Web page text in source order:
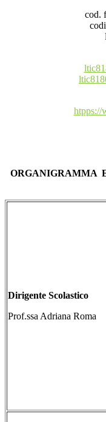
cod.
htpps://
ORGANIGRAMMA
Dirigente Scolastico
Prof.ssa Adriana Roma